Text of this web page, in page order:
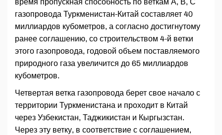
время пропускная способность по веткам А, В, С
газопровода Туркменистан-Китай составляет 40
миллиардов кубометров, а согласно достигнутому
ранее соглашению, со строительством 4-й ветки
этого газопровода, годовой объем поставляемого
природного газа увеличится до 65 миллиардов
кубометров.
Четвертая ветка газопровода берет свое начало с
территории Туркменистана и проходит в Китай
через Узбекистан, Таджикистан и Кыргызстан.
Через эту ветку, в соответствие с соглашением,